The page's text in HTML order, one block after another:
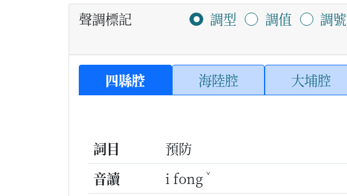
聲調標記 調型 調值 調號
四縣腔 海陸腔 大埔腔
詞目
預防
音讀
i fong ˇ